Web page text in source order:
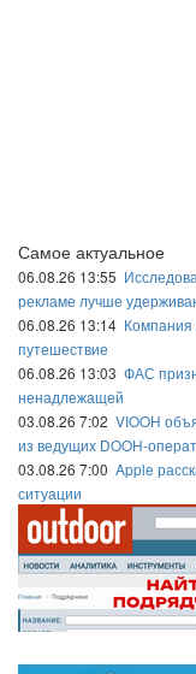
Самое актуальное
06.08.26 13:55
рекламе лучше
06.08.26 13:14 Компания
путешествие
06.08.26 13:03 ФАС
ненадлежащей
03.08.26 7:02 VIOOH
из ведущих DOOH-
03.08.26 7:00 Apple
ситуации